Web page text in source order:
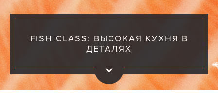
FISH CLASS: ВЫСОКАЯ КУХНЯ В
ДЕТАЛЯХ